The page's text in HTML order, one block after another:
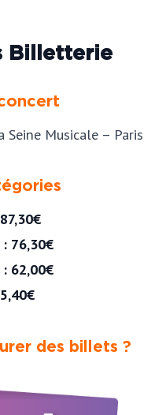
Billetterie
Seine Musicale – Paris
76,30€
62,00€
des billets ?